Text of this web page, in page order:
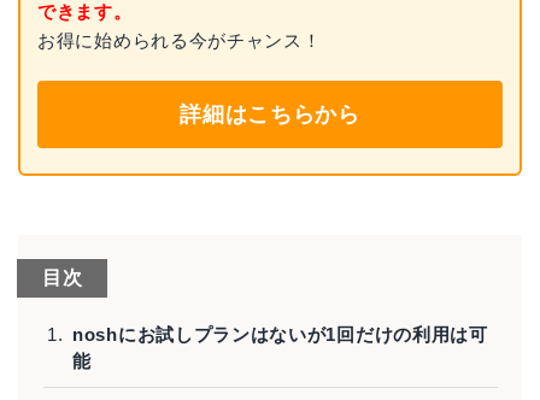
できます。
お得に始められる今がチャンス！
詳細はこちらから
目次
noshにお試しプランはないが1回だけの利用は可
能